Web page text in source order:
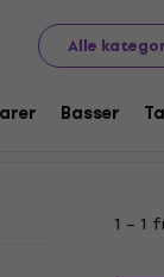
Alle
Basser
video Digitale
1 – 1